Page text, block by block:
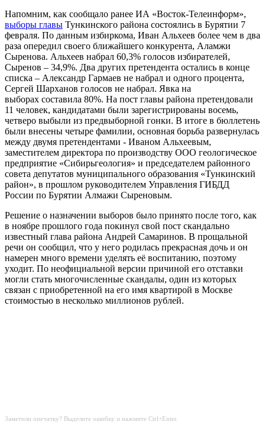
Напомним, как сообщало ранее ИА «Восток-Телеинформ»,
выборы главы Тункинского района состоялись в Бурятии 7
февраля. По данным избиркома, Иван Альхеев более чем в два
раза опередил своего ближайшего конкурента, Аламжи
Сыренова. Альхеев набрал 60,3% голосов избирателей,
Сыренов – 34,9%. Два других претендента остались в конце
списка – Александр Гармаев не набрал и одного процента,
Сергей Шарханов голосов не набрал. Явка на
выборах составила 80%. На пост главы района претендовали
11 человек, кандидатами были зарегистрированы восемь,
четверо выбыли из предвыборной гонки. В итоге в бюллетень
были внесены четыре фамилии, основная борьба развернулась
между двумя претендентами - Иваном Альхеевым,
заместителем директора по производству ООО геологическое
предприятие «Сибирьгеология» и председателем районного
совета депутатов муниципального образования «Тункинский
район», в прошлом руководителем Управления ГИБДД
России по Бурятии Алмажи Сыреновым.
Решение о назначении выборов было принято после того, как
в ноябре прошлого года покинул свой пост скандально
известный глава района Андрей Самаринов. В прощальной
речи он сообщил, что у него родилась прекрасная дочь и он
намерен много времени уделять её воспитанию, поэтому
уходит. По неофициальной версии причиной его отставки
могли стать многочисленные скандалы, один из которых
связан с приобретенной на его имя квартирой в Москве
стоимостью в несколько миллионов рублей.
Заметили опечатку? Выделите ошибку и нажмите Ctrl+Enter.